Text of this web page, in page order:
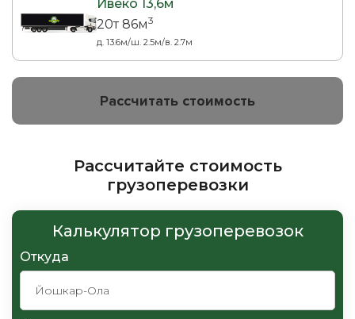
Ивеко 13,6м
20т 86м3
д. 13.6м/ш. 2.5м/в. 2.7м
Рассчитать стоимость
Рассчитайте стоимость
грузоперевозки
Калькулятор грузоперевозок
Откуда